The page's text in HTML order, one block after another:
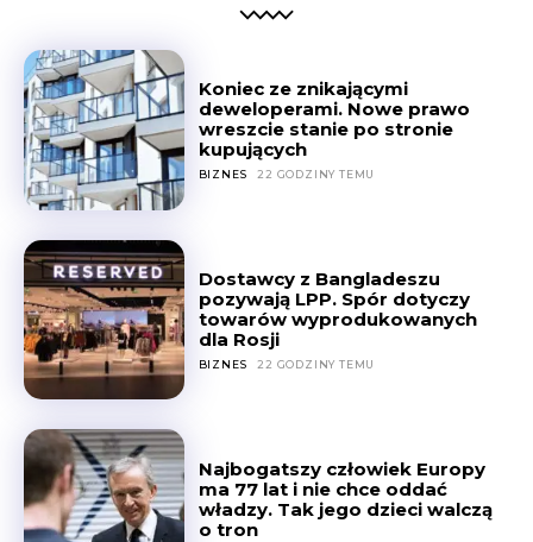
Koniec ze znikającymi
deweloperami. Nowe prawo
wreszcie stanie po stronie
kupujących
BIZNES 22 GODZINY TEMU
Dostawcy z Bangladeszu
pozywają LPP. Spór dotyczy
towarów wyprodukowanych
dla Rosji
BIZNES 22 GODZINY TEMU
Najbogatszy człowiek Europy
ma 77 lat i nie chce oddać
władzy. Tak jego dzieci walczą
o tron